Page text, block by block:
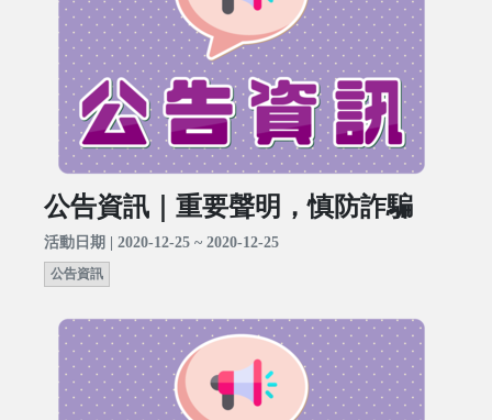
公告資訊｜重要聲明，慎防詐騙
活動日期 | 2020-12-25 ~ 2020-12-25
公告資訊